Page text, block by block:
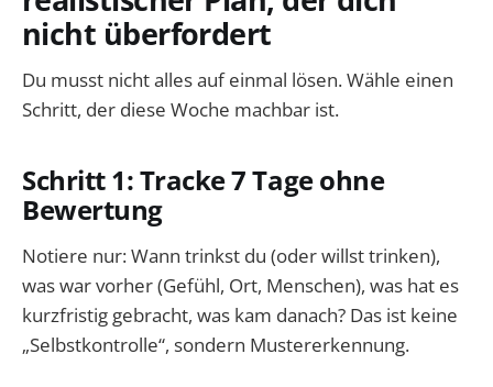
nicht überfordert
Du musst nicht alles auf einmal lösen. Wähle einen
Schritt, der diese Woche machbar ist.
Schritt 1: Tracke 7 Tage ohne
Bewertung
Notiere nur: Wann trinkst du (oder willst trinken),
was war vorher (Gefühl, Ort, Menschen), was hat es
kurzfristig gebracht, was kam danach? Das ist keine
„Selbstkontrolle“, sondern Mustererkennung.